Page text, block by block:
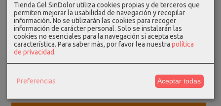
El Lote Combinado 6 Gel SinDolor es un kit de geles
especialmente...
Tienda Gel SinDolor utiliza cookies propias y de terceros que
permiten mejorar la usabilidad de navegación y recopilar
información. No se utilizarán las cookies para recoger
información de carácter personal. Solo se instalarán las
cookies no esenciales para la navegación si acepta esta
característica. Para saber más, por favor lea nuestra política
de privacidad.
Preferencias Aceptar todas